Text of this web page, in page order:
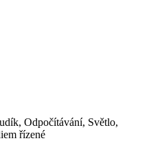
Odpočítávání, Světlo,
řízené